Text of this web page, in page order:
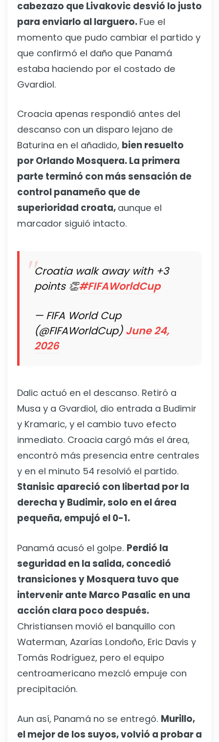
cabezazo que Livakovic desvió lo justo
para enviarlo al larguero. Fue el
momento que pudo cambiar el partido y
que confirmó el daño que Panamá
estaba haciendo por el costado de
Gvardiol.
Croacia apenas respondió antes del
descanso con un disparo lejano de
Baturina en el añadido, bien resuelto
por Orlando Mosquera. La primera
parte terminó con más sensación de
control panameño que de
superioridad croata, aunque el
marcador siguió intacto.
Croatia walk away with +3
points 👏#FIFAWorldCup
— FIFA World Cup
(@FIFAWorldCup) June 24,
2026
Dalic actuó en el descanso. Retiró a
Musa y a Gvardiol, dio entrada a Budimir
y Kramaric, y el cambio tuvo efecto
inmediato. Croacia cargó más el área,
encontró más presencia entre centrales
y en el minuto 54 resolvió el partido.
Stanisic apareció con libertad por la
derecha y Budimir, solo en el área
pequeña, empujó el 0-1.
Panamá acusó el golpe. Perdió la
seguridad en la salida, concedió
transiciones y Mosquera tuvo que
intervenir ante Marco Pasalic en una
acción clara poco después.
Christiansen movió el banquillo con
Waterman, Azarías Londoño, Eric Davis y
Tomás Rodríguez, pero el equipo
centroamericano mezcló empuje con
precipitación.
Aun así, Panamá no se entregó. Murillo,
el mejor de los suyos, volvió a probar a